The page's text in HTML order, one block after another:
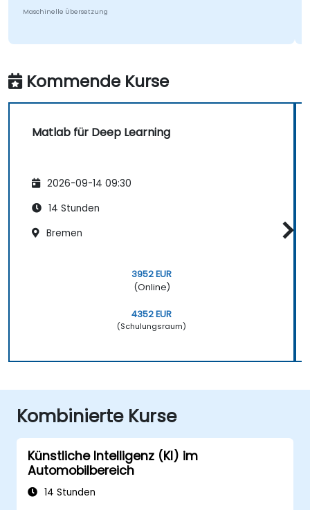
Maschinelle Übersetzung
Kommende Kurse
Matlab für Deep Learning
2026-09-14 09:30
14 Stunden
Bremen
3952 EUR
(Online)
4352 EUR
(Schulungsraum)
Kombinierte Kurse
Künstliche Intelligenz (KI) im
Automobilbereich
14 Stunden